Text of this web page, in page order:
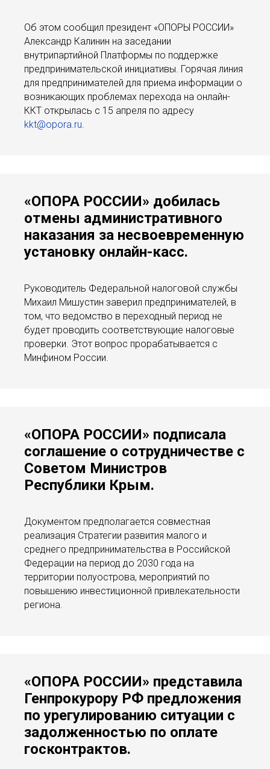
Об этом сообщил президент «ОПОРЫ РОССИИ»
Александр Калинин на заседании
внутрипартийной Платформы по поддержке
предпринимательской инициативы. Горячая линия
для предпринимателей для приема информации о
возникающих проблемах перехода на онлайн-
ККТ открылась с 15 апреля по адресу
kkt@opora.ru.
«ОПОРА РОССИИ» добилась
отмены административного
наказания за несвоевременную
установку онлайн-касс.
Руководитель Федеральной налоговой службы
Михаил Мишустин заверил предпринимателей, в
том, что ведомство в переходный период не
будет проводить соответствующие налоговые
проверки. Этот вопрос прорабатывается с
Минфином России.
«ОПОРА РОССИИ» подписала
соглашение о сотрудничестве с
Советом Министров
Республики Крым.
Документом предполагается совместная
реализация Стратегии развития малого и
среднего предпринимательства в Российской
Федерации на период до 2030 года на
территории полуострова, мероприятий по
повышению инвестиционной привлекательности
региона.
«ОПОРА РОССИИ» представила
Генпрокурору РФ предложения
по урегулированию ситуации с
задолженностью по оплате
госконтрактов.